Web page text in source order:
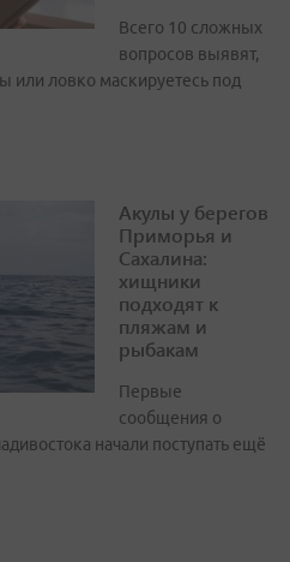
Всего 10 сложных
вопросов выявят,
или ловко маскируетесь под
Акулы у берегов
Приморья и
Сахалина:
хищники
подходят к
пляжам и
рыбакам
Первые
сообщения о
начали поступать ещё